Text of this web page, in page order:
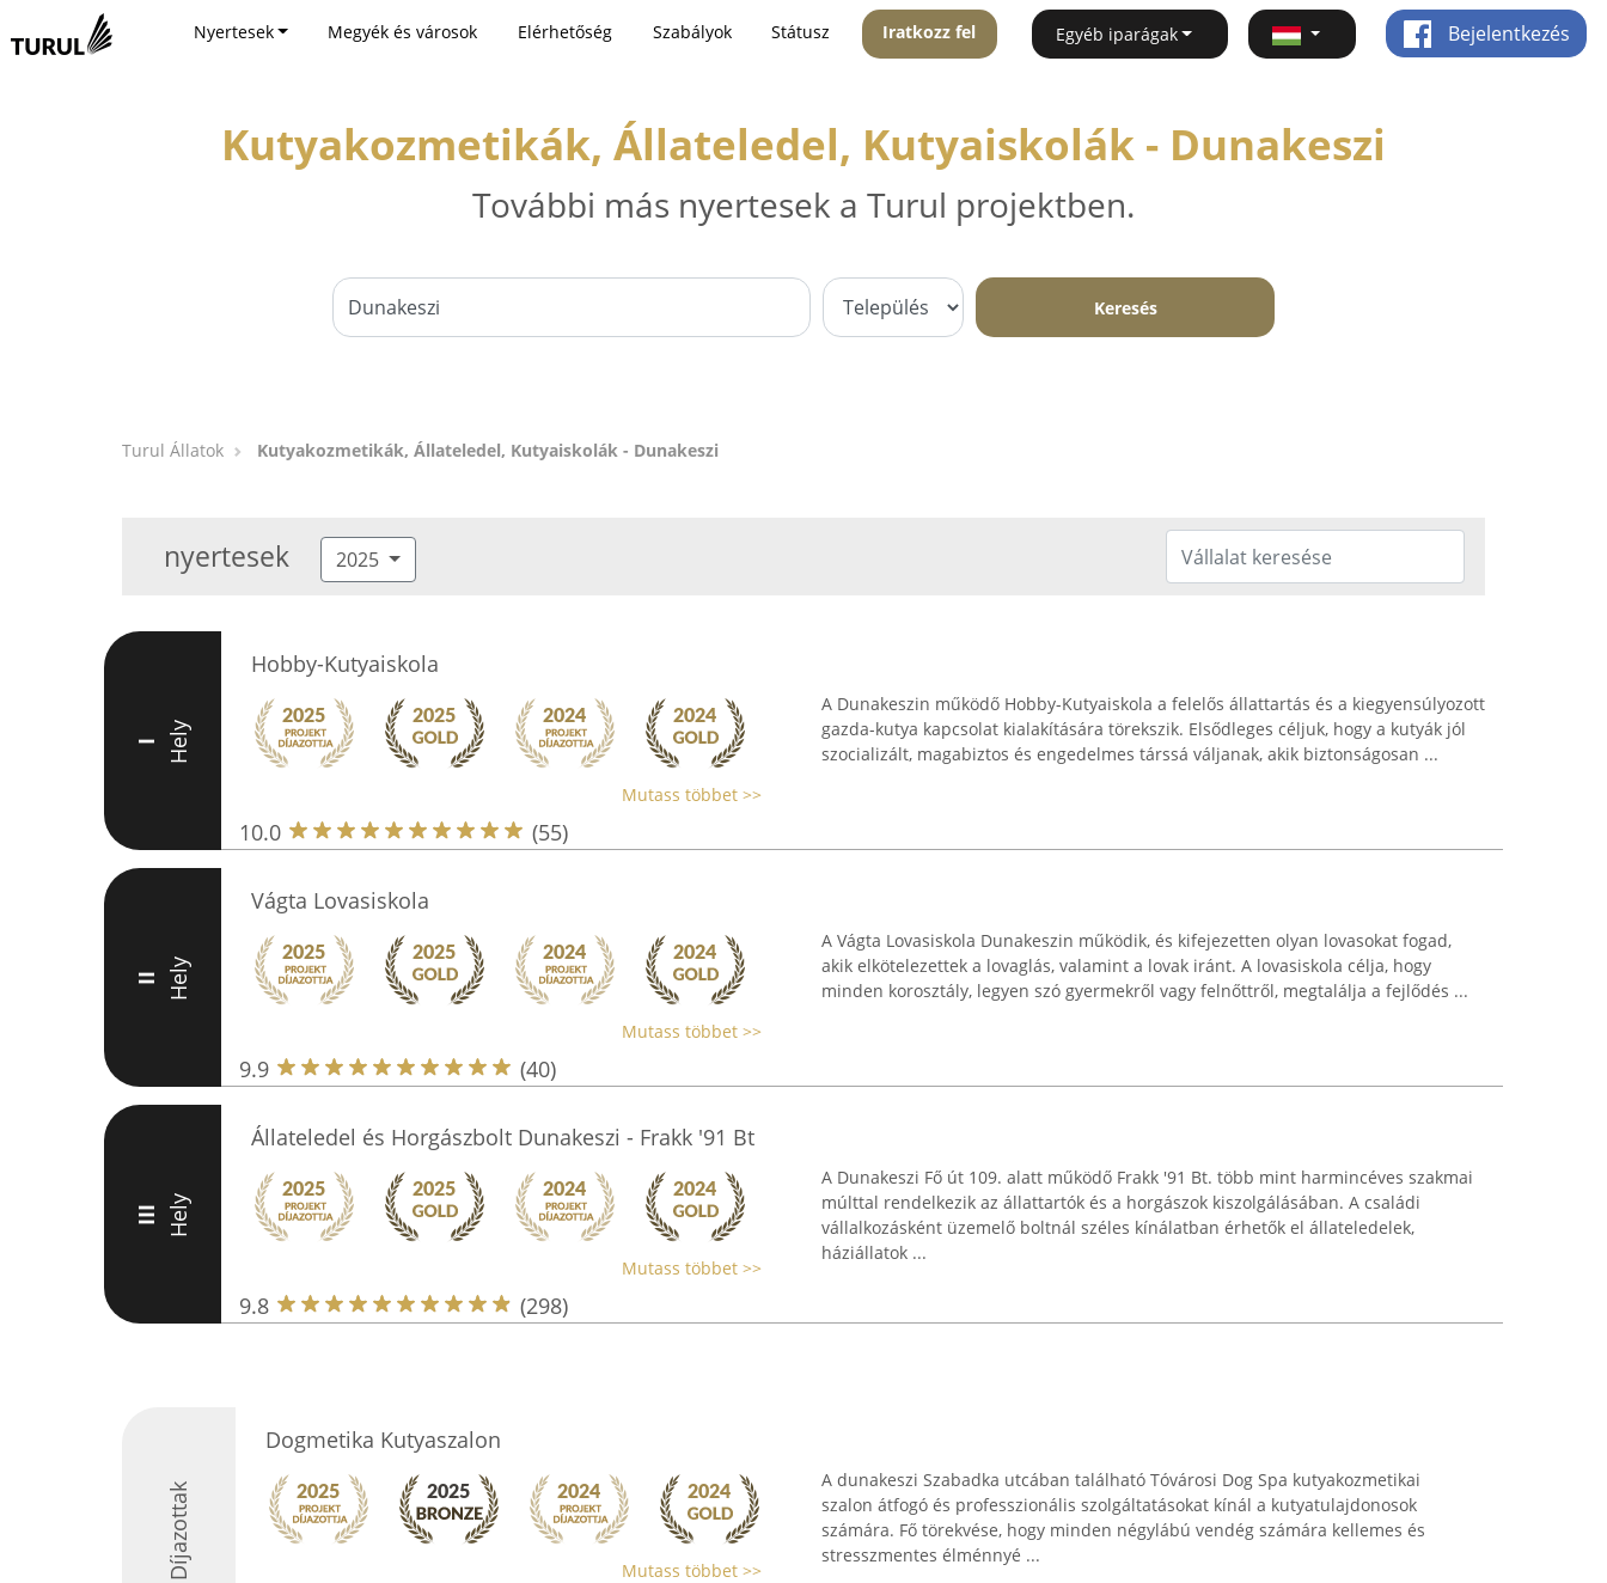
Nyertesek Megyék és városok Elérhetőség Szabályok Státusz Iratkozz fel Egyéb iparágak Bejelentkezés
Kutyakozmetikák, Állateledel, Kutyaiskolák - Dunakeszi
További más nyertesek a Turul projektben.
Keresés
Turul Állatok Kutyakozmetikák, Állateledel, Kutyaiskolák - Dunakeszi
nyertesek 2025
I Hely
Hobby-Kutyaiskola
Mutass többet >>
10.0 (55)
A Dunakeszin működő Hobby-Kutyaiskola a felelős állattartás és a kiegyensúlyozott
gazda-kutya kapcsolat kialakítására törekszik. Elsődleges céljuk, hogy a kutyák jól
szocializált, magabiztos és engedelmes társsá váljanak, akik biztonságosan ...
II Hely
Vágta Lovasiskola
Mutass többet >>
9.9 (40)
A Vágta Lovasiskola Dunakeszin működik, és kifejezetten olyan lovasokat fogad,
akik elkötelezettek a lovaglás, valamint a lovak iránt. A lovasiskola célja, hogy
minden korosztály, legyen szó gyermekről vagy felnőttről, megtalálja a fejlődés ...
III Hely
Állateledel és Horgászbolt Dunakeszi - Frakk '91 Bt
Mutass többet >>
9.8 (298)
A Dunakeszi Fő út 109. alatt működő Frakk '91 Bt. több mint harmincéves szakmai
múlttal rendelkezik az állattartók és a horgászok kiszolgálásában. A családi
vállalkozásként üzemelő boltnál széles kínálatban érhetők el állateledelek,
háziállatok ...
Díjazottak
Dogmetika Kutyaszalon
Mutass többet >>
A dunakeszi Szabadka utcában található Tóvárosi Dog Spa kutyakozmetikai
szalon átfogó és professzionális szolgáltatásokat kínál a kutyatulajdonosok
számára. Fő törekvése, hogy minden négylábú vendég számára kellemes és
stresszmentes élménnyé ...